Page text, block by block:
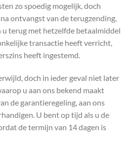
zo spoedig mogelijk, doch
ontvangst van de terugzending,
terug met hetzelfde betaalmiddel
transactie heeft verricht,
heeft ingestemd.
doch in ieder geval niet later
u aan ons bekend maakt
de garantieregeling, aan ons
U bent op tijd als u de
de termijn van 14 dagen is